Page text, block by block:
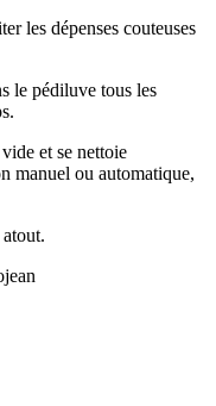
les dépenses couteuses
le pédiluve tous les
et se nettoie
manuel ou automatique,